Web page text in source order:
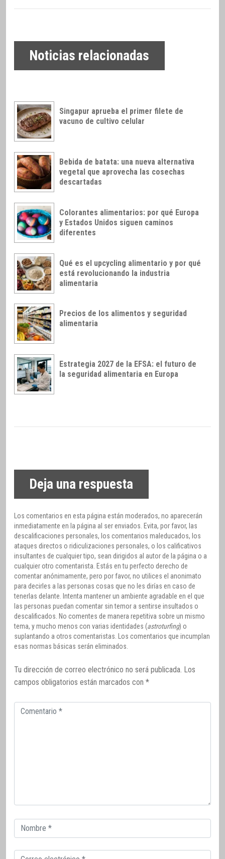
Noticias relacionadas
Singapur aprueba el primer filete de
vacuno de cultivo celular
Bebida de batata: una nueva alternativa
vegetal que aprovecha las cosechas
descartadas
Colorantes alimentarios: por qué Europa
y Estados Unidos siguen caminos
diferentes
Qué es el upcycling alimentario y por qué
está revolucionando la industria
alimentaria
Precios de los alimentos y seguridad
alimentaria
Estrategia 2027 de la EFSA: el futuro de
la seguridad alimentaria en Europa
Deja una respuesta
Los comentarios en esta página están moderados, no aparecerán
inmediatamente en la página al ser enviados. Evita, por favor, las
descalificaciones personales, los comentarios maleducados, los
ataques directos o ridiculizaciones personales, o los calificativos
insultantes de cualquier tipo, sean dirigidos al autor de la página o a
cualquier otro comentarista. Estás en tu perfecto derecho de
comentar anónimamente, pero por favor, no utilices el anonimato
para decirles a las personas cosas que no les dirías en caso de
tenerlas delante. Intenta mantener un ambiente agradable en el que
las personas puedan comentar sin temor a sentirse insultados o
descalificados. No comentes de manera repetitiva sobre un mismo
tema, y mucho menos con varias identidades (astroturfing) o
suplantando a otros comentaristas. Los comentarios que incumplan
esas normas básicas serán eliminados.
Tu dirección de correo electrónico no será publicada. Los
campos obligatorios están marcados con *
Comentario
Correo
electrónico
Correo